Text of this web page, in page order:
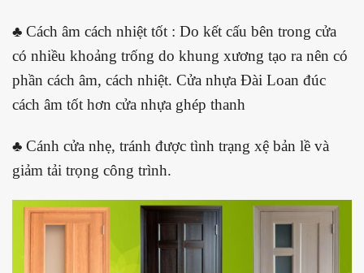
♣ Cách âm cách nhiệt tốt : Do kết cấu bên trong cửa
có nhiều khoảng trống do khung xương tạo ra nên có
phần cách âm, cách nhiệt. Cửa nhựa Đài Loan đúc
cách âm tốt hơn cửa nhựa ghép thanh
♣ Cánh cửa nhẹ, tránh được tình trạng xệ bản lề và
giảm tải trọng công trình.